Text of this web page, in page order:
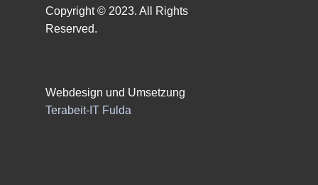
Copyright © 2023. All Rights
Reserved.
Webdesign und Umsetzung
Terabeit-IT Fulda